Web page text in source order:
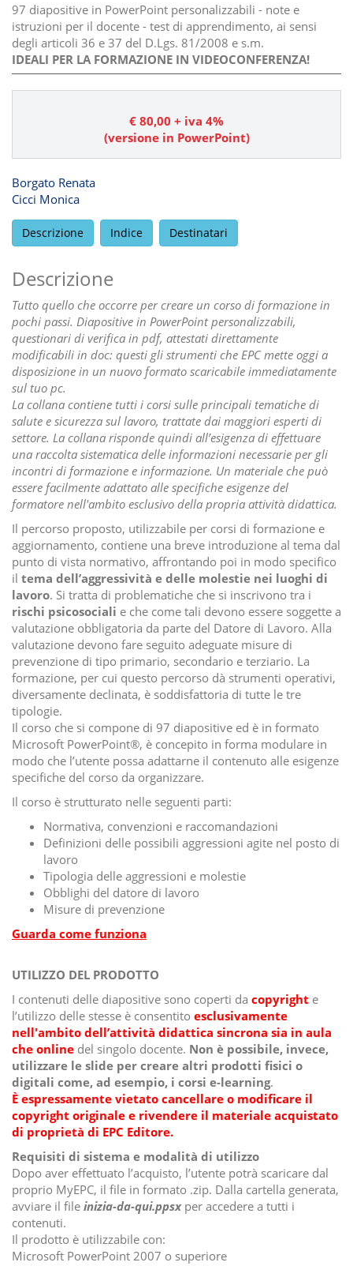
97 diapositive in PowerPoint personalizzabili - note e
istruzioni per il docente - test di apprendimento, ai sensi
degli articoli 36 e 37 del D.Lgs. 81/2008 e s.m.
IDEALI PER LA FORMAZIONE IN VIDEOCONFERENZA!
€ 80,00 + iva 4%
(versione in PowerPoint)
Borgato Renata
Cicci Monica
Descrizione Indice Destinatari
Descrizione
Tutto quello che occorre per creare un corso di formazione in
pochi passi. Diapositive in PowerPoint personalizzabili,
questionari di verifica in pdf, attestati direttamente
modificabili in doc: questi gli strumenti che EPC mette oggi a
disposizione in un nuovo formato scaricabile immediatamente
sul tuo pc.
La collana contiene tutti i corsi sulle principali tematiche di
salute e sicurezza sul lavoro, trattate dai maggiori esperti di
settore. La collana risponde quindi all’esigenza di effettuare
una raccolta sistematica delle informazioni necessarie per gli
incontri di formazione e informazione. Un materiale che può
essere facilmente adattato alle specifiche esigenze del
formatore nell'ambito esclusivo della propria attività didattica.
Il percorso proposto, utilizzabile per corsi di formazione e
aggiornamento, contiene una breve introduzione al tema dal
punto di vista normativo, affrontando poi in modo specifico
il tema dell’aggressività e delle molestie nei luoghi di
lavoro. Si tratta di problematiche che si inscrivono tra i
rischi psicosociali e che come tali devono essere soggette a
valutazione obbligatoria da parte del Datore di Lavoro. Alla
valutazione devono fare seguito adeguate misure di
prevenzione di tipo primario, secondario e terziario. La
formazione, per cui questo percorso dà strumenti operativi,
diversamente declinata, è soddisfattoria di tutte le tre
tipologie.
Il corso che si compone di 97 diapositive ed è in formato
Microsoft PowerPoint®, è concepito in forma modulare in
modo che l’utente possa adattarne il contenuto alle esigenze
specifiche del corso da organizzare.
Il corso è strutturato nelle seguenti parti:
Normativa, convenzioni e raccomandazioni
Definizioni delle possibili aggressioni agite nel posto di
lavoro
Tipologia delle aggressioni e molestie
Obblighi del datore di lavoro
Misure di prevenzione
Guarda come funziona
UTILIZZO DEL PRODOTTO
I contenuti delle diapositive sono coperti da copyright e
l’utilizzo delle stesse è consentito esclusivamente
nell'ambito dell’attività didattica sincrona sia in aula
che online del singolo docente. Non è possibile, invece,
utilizzare le slide per creare altri prodotti fisici o
digitali come, ad esempio, i corsi e-learning.
È espressamente vietato cancellare o modificare il
copyright originale e rivendere il materiale acquistato
di proprietà di EPC Editore.
Requisiti di sistema e modalità di utilizzo
Dopo aver effettuato l’acquisto, l’utente potrà scaricare dal
proprio MyEPC, il file in formato .zip. Dalla cartella generata,
avviare il file inizia-da-qui.ppsxper accedere a tutti i
contenuti.
Il prodotto è utilizzabile con:
Microsoft PowerPoint 2007 o superiore